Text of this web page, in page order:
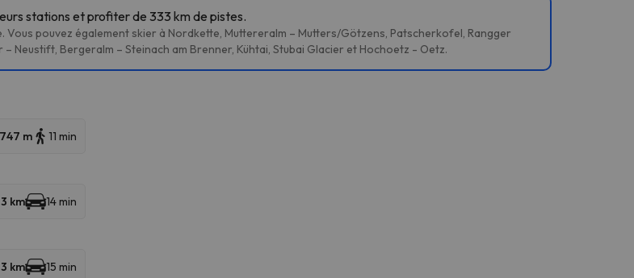
stations et profiter de 333 km de pistes.
Vous pouvez également skier à Nordkette, Muttereralm – Mutters/Götzens, Patscherkofel, Rangger
Neustift, Bergeralm – Steinach am Brenner, Kühtai, Stubai Glacier et Hochoetz - Oetz.
747 m 11 min
km 14 min
km 15 min